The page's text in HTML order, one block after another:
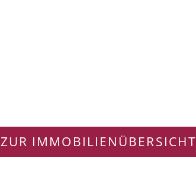
ZUR IMMOBILIENÜBERSICHT